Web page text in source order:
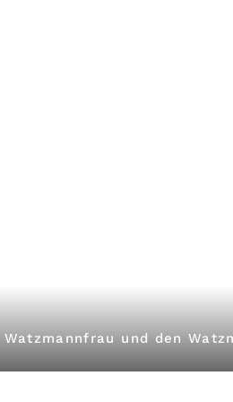
und den